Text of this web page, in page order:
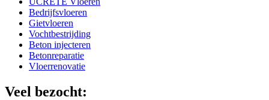
Bedrijfsvloeren
Gietvloeren
Vochtbestrijding
Beton injecteren
Betonreparatie
Vloerrenovatie
Veel bezocht: